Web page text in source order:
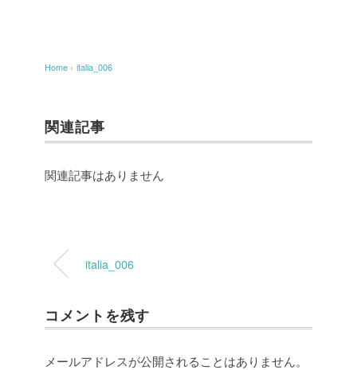
Home › italia_006
関連記事
関連記事はありません
italia_006
コメントを残す
メールアドレスが公開されることはありません。